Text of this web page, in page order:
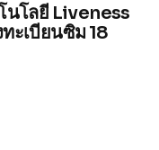
นโลยี Liveness
ะเบียนซิม 18